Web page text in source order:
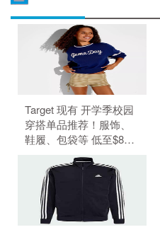
Target 现有 开学季校园
穿搭单品推荐！服饰、
鞋履、包袋等 低至$8。
无需使用优惠码。 优惠
随时可能失效。